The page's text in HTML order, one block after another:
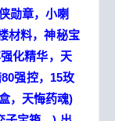
勋章，小喇
材料，神秘宝
化精华，天
强控，15玫
，天悔药魂)